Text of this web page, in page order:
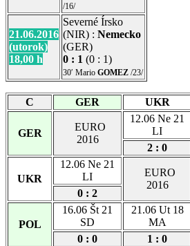
/16/
21.06.2016
(utorok)
18,00 h
Severné Írsko
(NIR) : Nemecko
(GER)
0 : 1 (0 : 1)
30′ Mario GOMEZ /23/
C GER UKR
GER
EURO
2016
12.06 Ne 21
LI
2 : 0
UKR
12.06 Ne 21
LI
EURO
2016
0 : 2
POL
16.06 Št 21
SD
21.06 Ut 18
MA
0 : 0
1 : 0